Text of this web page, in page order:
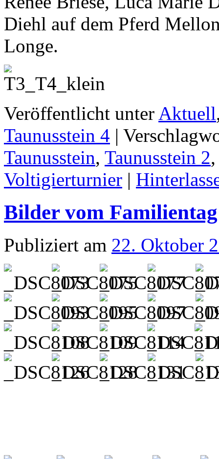
Diehl auf dem Pferd
Longe.
Veröffentlicht unter Aktuell
Taunusstein 4 |
Taunusstein, Taunusstein 2
Voltigierturnier |
Bilder vom Familientag
Publiziert am 22. Oktober